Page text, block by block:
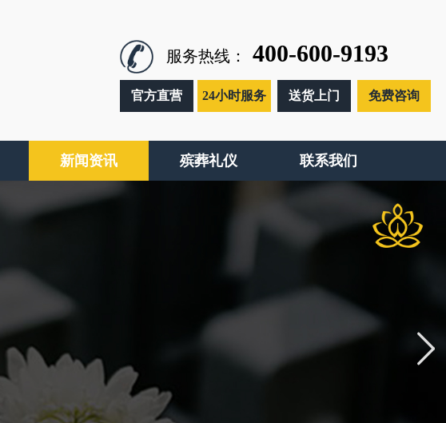
服务热线： 400-600-9193
官方直营 24小时服务 送货上门 免费咨询
新闻资讯 殡葬礼仪 联系我们